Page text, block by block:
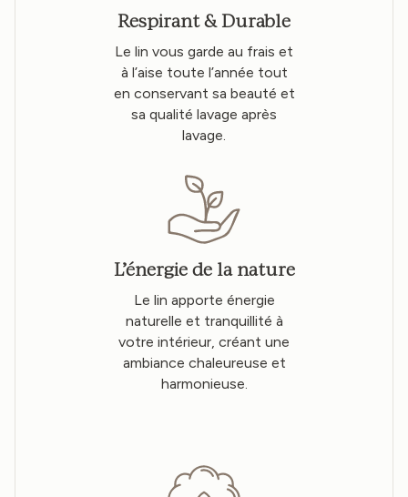
Respirant & Durable
Le lin vous garde au frais et
à l’aise toute l’année tout
en conservant sa beauté et
sa qualité lavage après
lavage.
L’énergie de la nature
Le lin apporte énergie
naturelle et tranquillité à
votre intérieur, créant une
ambiance chaleureuse et
harmonieuse.